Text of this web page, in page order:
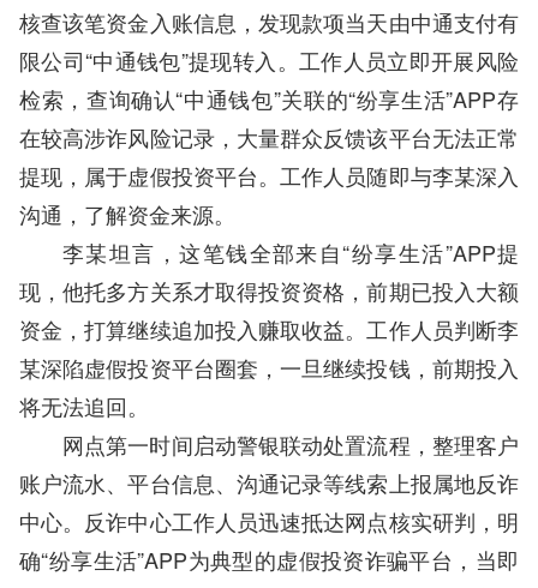
核查该笔资金入账信息，发现款项当天由中通支付有
限公司“中通钱包”提现转入。工作人员立即开展风险
检索，查询确认“中通钱包”关联的“纷享生活”APP存
在较高涉诈风险记录，大量群众反馈该平台无法正常
提现，属于虚假投资平台。工作人员随即与李某深入
沟通，了解资金来源。
李某坦言，这笔钱全部来自“纷享生活”APP提
现，他托多方关系才取得投资资格，前期已投入大额
资金，打算继续追加投入赚取收益。工作人员判断李
某深陷虚假投资平台圈套，一旦继续投钱，前期投入
将无法追回。
网点第一时间启动警银联动处置流程，整理客户
账户流水、平台信息、沟通记录等线索上报属地反诈
中心。反诈中心工作人员迅速抵达网点核实研判，明
确“纷享生活”APP为典型的虚假投资诈骗平台，当即